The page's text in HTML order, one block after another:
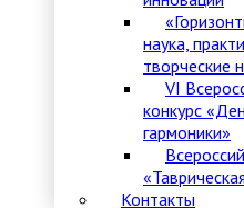
наука,
творческие
VI
конкурс
гармоники»
Контакты